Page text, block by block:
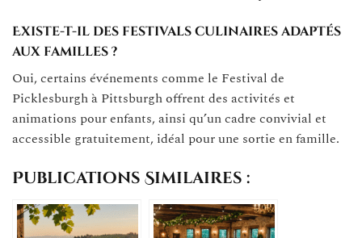
Existe-t-il des festivals culinaires adaptés
aux familles ?
Oui, certains événements comme le Festival de
Picklesburgh à Pittsburgh offrent des activités et
animations pour enfants, ainsi qu’un cadre convivial et
accessible gratuitement, idéal pour une sortie en famille.
Publications Similaires :